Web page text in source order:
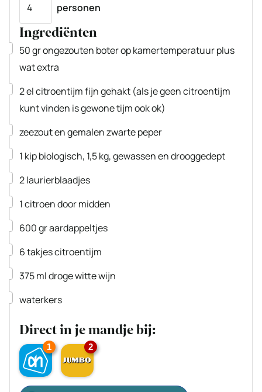
personen
Ingrediënten
▢
50grongezouten boterop kamertemperatuur plus
wat extra
▢
2elcitroentijmfijn gehakt (als je geen citroentijm
kunt vinden is gewone tijm ook ok)
▢
zeezout en gemalen zwarte peper
▢
1 kipbiologisch, 1,5 kg, gewassen en drooggedept
▢
2laurierblaadjes
▢
1citroendoor midden
▢
600graardappeltjes
▢
6takjescitroentijm
▢
375mldroge witte wijn
▢
waterkers
Direct in je mandje bij:
1 2